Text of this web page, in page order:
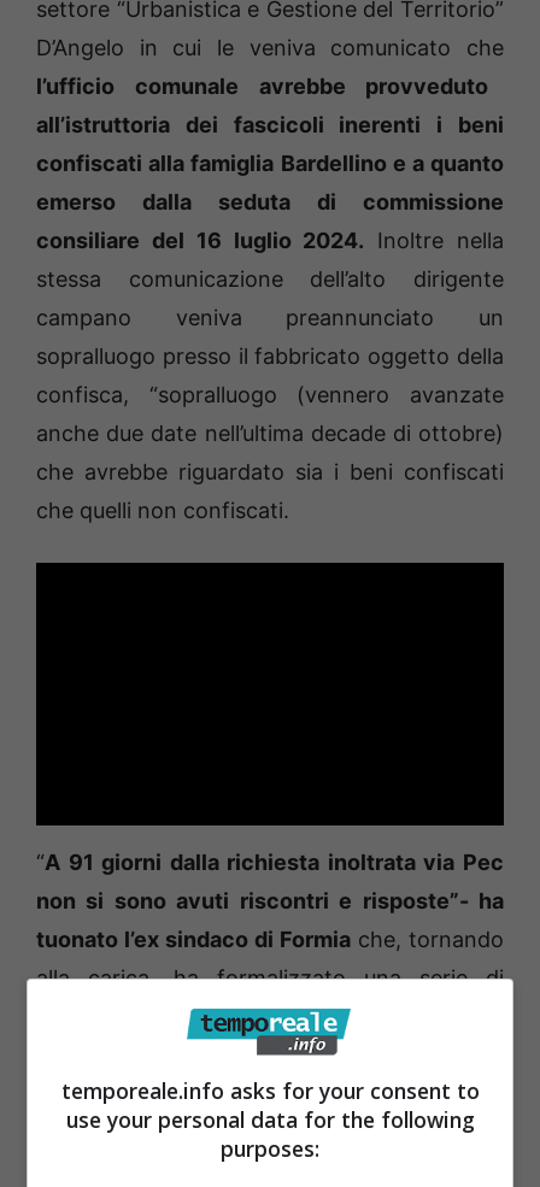
settore “Urbanistica e Gestione del Territorio”
D’Angelo in cui le veniva comunicato che
l’ufficio comunale avrebbe provveduto
all’istruttoria dei fascicoli inerenti i beni
confiscati alla famiglia Bardellino e a quanto
emerso dalla seduta di commissione
consiliare del 16 luglio 2024. Inoltre nella
stessa comunicazione dell’alto dirigente
campano veniva preannunciato un
sopralluogo presso il fabbricato oggetto della
confisca, “sopralluogo (vennero avanzate
anche due date nell’ultima decade di ottobre)
che avrebbe riguardato sia i beni confiscati
che quelli non confiscati.
“A 91 giorni dalla richiesta inoltrata via Pec
non si sono avuti riscontri e risposte”- ha
tuonato l’ex sindaco di Formia che, tornando
alla carica, ha formalizzato una serie di
richieste e, cioè, di aver copia del verbale di
sopralluogo e le relazione redatta dall’ufficio
in cui si dichiara la non conformità urbanistica
come abitazione dell’alloggio confiscato sito
temporeale.info asks for your consent to
use your personal data for the following
purposes: